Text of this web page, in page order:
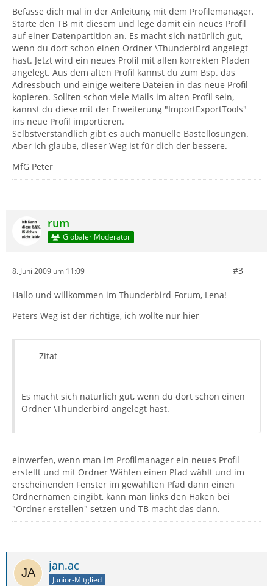
Befasse dich mal in der Anleitung mit dem Profilemanager.
Starte den TB mit diesem und lege damit ein neues Profil
auf einer Datenpartition an. Es macht sich natürlich gut,
wenn du dort schon einen Ordner \Thunderbird angelegt
hast. Jetzt wird ein neues Profil mit allen korrekten Pfaden
angelegt. Aus dem alten Profil kannst du zum Bsp. das
Adressbuch und einige weitere Dateien in das neue Profil
kopieren. Sollten schon viele Mails im alten Profil sein,
kannst du diese mit der Erweiterung "ImportExportTools"
ins neue Profil importieren.
Selbstverständlich gibt es auch manuelle Bastellösungen.
Aber ich glaube, dieser Weg ist für dich der bessere.
MfG Peter
rum
Globaler Moderator
8. Juni 2009 um 11:09 #3
Hallo und willkommen im Thunderbird-Forum, Lena!
Peters Weg ist der richtige, ich wollte nur hier
Zitat
Es macht sich natürlich gut, wenn du dort schon einen
Ordner \Thunderbird angelegt hast.
einwerfen, wenn man im Profilmanager ein neues Profil
erstellt und mit Ordner Wählen einen Pfad wählt und im
erscheinenden Fenster im gewählten Pfad dann einen
Ordnernamen eingibt, kann man links den Haken bei
"Ordner erstellen" setzen und TB macht das dann.
jan.ac
Junior-Mitglied